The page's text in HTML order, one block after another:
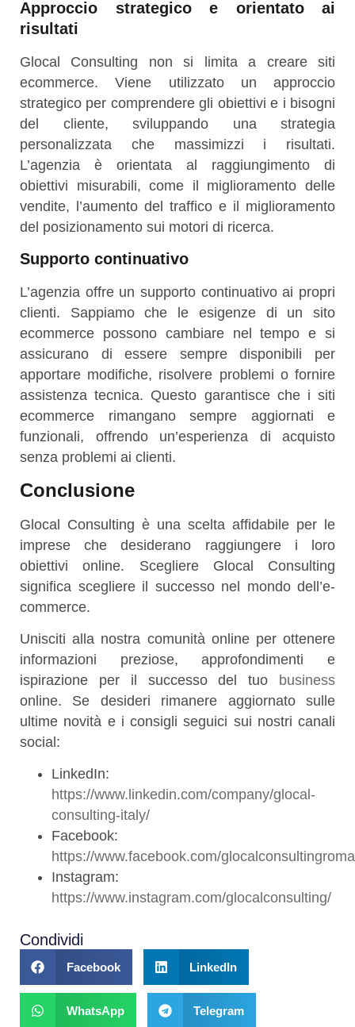
Approccio strategico e orientato ai
risultati
Glocal Consulting non si limita a creare siti
ecommerce. Viene utilizzato un approccio
strategico per comprendere gli obiettivi e i bisogni
del cliente, sviluppando una strategia
personalizzata che massimizzi i risultati.
L’agenzia è orientata al raggiungimento di
obiettivi misurabili, come il miglioramento delle
vendite, l’aumento del traffico e il miglioramento
del posizionamento sui motori di ricerca.
Supporto continuativo
L’agenzia offre un supporto continuativo ai propri
clienti. Sappiamo che le esigenze di un sito
ecommerce possono cambiare nel tempo e si
assicurano di essere sempre disponibili per
apportare modifiche, risolvere problemi o fornire
assistenza tecnica. Questo garantisce che i siti
ecommerce rimangano sempre aggiornati e
funzionali, offrendo un’esperienza di acquisto
senza problemi ai clienti.
Conclusione
Glocal Consulting è una scelta affidabile per le
imprese che desiderano raggiungere i loro
obiettivi online. Scegliere Glocal Consulting
significa scegliere il successo nel mondo dell’e-
commerce.
Unisciti alla nostra comunità online per ottenere
informazioni preziose, approfondimenti e
ispirazione per il successo del tuo business
online. Se desideri rimanere aggiornato sulle
ultime novità e i consigli seguici sui nostri canali
social:
LinkedIn:
https://www.linkedin.com/company/glocal-
consulting-italy/
Facebook:
https://www.facebook.com/glocalconsultingroma
Instagram:
https://www.instagram.com/glocalconsulting/
Condividi
Facebook LinkedIn
WhatsApp Telegram